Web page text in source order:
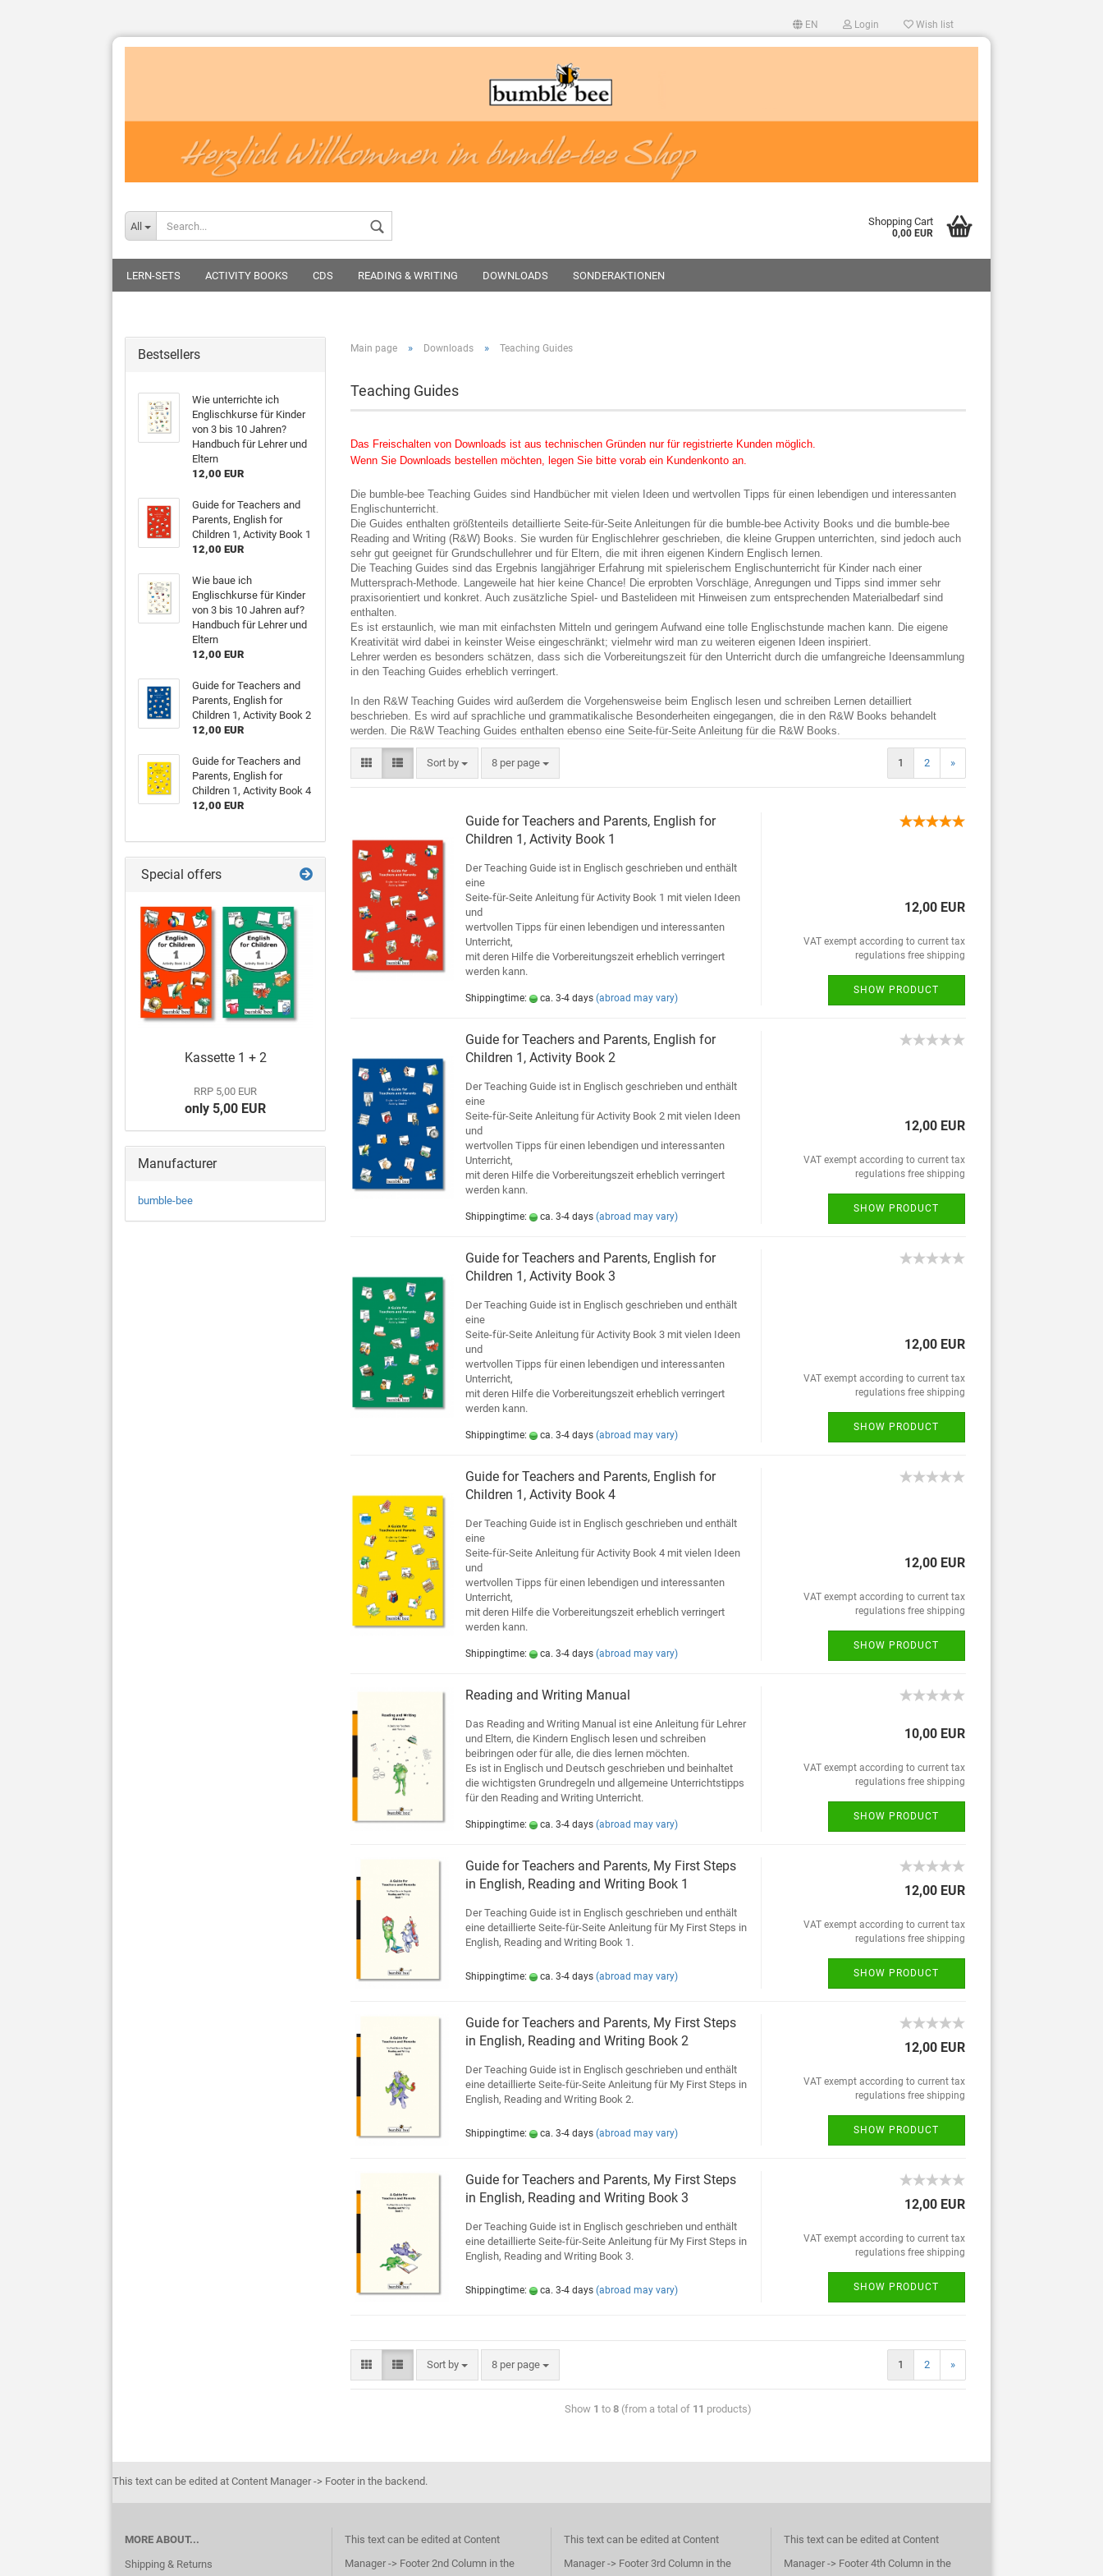
EN Login
Forgot password?
Wish list
All Shopping Cart
0,00 EUR
LERN-SETS ACTIVITY BOOKS CDS READING & WRITING DOWNLOADS SONDERAKTIONEN
Main page » Downloads » Teaching Guides
Teaching Guides
Das Freischalten von Downloads ist aus technischen Gründen nur für registrierte Kunden möglich.
Wenn Sie Downloads bestellen möchten, legen Sie bitte vorab ein Kundenkonto an.
Die bumble-bee Teaching Guides sind Handbücher mit vielen Ideen und wertvollen Tipps für einen lebendigen und interessanten
Englischunterricht.
Die Guides enthalten größtenteils detaillierte Seite-für-Seite Anleitungen für die bumble-bee Activity Books und die bumble-bee
Reading and Writing (R&W) Books. Sie wurden für Englischlehrer geschrieben, die kleine Gruppen unterrichten, sind jedoch auch
sehr gut geeignet für Grundschullehrer und für Eltern, die mit ihren eigenen Kindern Englisch lernen.
Die Teaching Guides sind das Ergebnis langjähriger Erfahrung mit spielerischem Englischunterricht für Kinder nach einer
Muttersprach-Methode. Langeweile hat hier keine Chance! Die erprobten Vorschläge, Anregungen und Tipps sind immer sehr
praxisorientiert und konkret. Auch zusätzliche Spiel- und Bastelideen mit Hinweisen zum entsprechenden Materialbedarf sind
enthalten.
Es ist erstaunlich, wie man mit einfachsten Mitteln und geringem Aufwand eine tolle Englischstunde machen kann. Die eigene
Kreativität wird dabei in keinster Weise eingeschränkt; vielmehr wird man zu weiteren eigenen Ideen inspiriert.
Lehrer werden es besonders schätzen, dass sich die Vorbereitungszeit für den Unterricht durch die umfangreiche Ideensammlung
in den Teaching Guides erheblich verringert.
In den R&W Teaching Guides wird außerdem die Vorgehensweise beim Englisch lesen und schreiben Lernen detailliert
beschrieben. Es wird auf sprachliche und grammatikalische Besonderheiten eingegangen, die in den R&W Books behandelt
werden. Die R&W Teaching Guides enthalten ebenso eine Seite-für-Seite Anleitung für die R&W Books.
Sort by 8 per page 1 2 »
Guide for Teachers and Parents, English for
Children 1, Activity Book 1
Der Teaching Guide ist in Englisch geschrieben und enthält
eine
Seite-für-Seite Anleitung für Activity Book 1 mit vielen Ideen
und
wertvollen Tipps für einen lebendigen und interessanten
Unterricht,
mit deren Hilfe die Vorbereitungszeit erheblich verringert
werden kann.
Shippingtime: ca. 3-4 days (abroad may vary)
12,00 EUR
VAT exempt according to current tax
regulations free shipping
SHOW PRODUCT
Guide for Teachers and Parents, English for
Children 1, Activity Book 2
Der Teaching Guide ist in Englisch geschrieben und enthält
eine
Seite-für-Seite Anleitung für Activity Book 2 mit vielen Ideen
und
wertvollen Tipps für einen lebendigen und interessanten
Unterricht,
mit deren Hilfe die Vorbereitungszeit erheblich verringert
werden kann.
Shippingtime: ca. 3-4 days (abroad may vary)
12,00 EUR
VAT exempt according to current tax
regulations free shipping
SHOW PRODUCT
Guide for Teachers and Parents, English for
Children 1, Activity Book 3
Der Teaching Guide ist in Englisch geschrieben und enthält
eine
Seite-für-Seite Anleitung für Activity Book 3 mit vielen Ideen
und
wertvollen Tipps für einen lebendigen und interessanten
Unterricht,
mit deren Hilfe die Vorbereitungszeit erheblich verringert
werden kann.
Shippingtime: ca. 3-4 days (abroad may vary)
12,00 EUR
VAT exempt according to current tax
regulations free shipping
SHOW PRODUCT
Guide for Teachers and Parents, English for
Children 1, Activity Book 4
Der Teaching Guide ist in Englisch geschrieben und enthält
eine
Seite-für-Seite Anleitung für Activity Book 4 mit vielen Ideen
und
wertvollen Tipps für einen lebendigen und interessanten
Unterricht,
mit deren Hilfe die Vorbereitungszeit erheblich verringert
werden kann.
Shippingtime: ca. 3-4 days (abroad may vary)
12,00 EUR
VAT exempt according to current tax
regulations free shipping
SHOW PRODUCT
Reading and Writing Manual
Das Reading and Writing Manual ist eine Anleitung für Lehrer
und Eltern, die Kindern Englisch lesen und schreiben
beibringen oder für alle, die dies lernen möchten.
Es ist in Englisch und Deutsch geschrieben und beinhaltet
die wichtigsten Grundregeln und allgemeine Unterrichtstipps
für den Reading and Writing Unterricht.
Shippingtime: ca. 3-4 days (abroad may vary)
10,00 EUR
VAT exempt according to current tax
regulations free shipping
SHOW PRODUCT
Guide for Teachers and Parents, My First Steps
in English, Reading and Writing Book 1
Der Teaching Guide ist in Englisch geschrieben und enthält
eine detaillierte Seite-für-Seite Anleitung für My First Steps in
English, Reading and Writing Book 1.
Shippingtime: ca. 3-4 days (abroad may vary)
12,00 EUR
VAT exempt according to current tax
regulations free shipping
SHOW PRODUCT
Guide for Teachers and Parents, My First Steps
in English, Reading and Writing Book 2
Der Teaching Guide ist in Englisch geschrieben und enthält
eine detaillierte Seite-für-Seite Anleitung für My First Steps in
English, Reading and Writing Book 2.
Shippingtime: ca. 3-4 days (abroad may vary)
12,00 EUR
VAT exempt according to current tax
regulations free shipping
SHOW PRODUCT
Guide for Teachers and Parents, My First Steps
in English, Reading and Writing Book 3
Der Teaching Guide ist in Englisch geschrieben und enthält
eine detaillierte Seite-für-Seite Anleitung für My First Steps in
English, Reading and Writing Book 3.
Shippingtime: ca. 3-4 days (abroad may vary)
12,00 EUR
VAT exempt according to current tax
regulations free shipping
SHOW PRODUCT
Sort by 8 per page 1 2 »
Show 1 to 8 (from a total of 11 products)
Bestsellers
Wie unterrichte ich
Englischkurse für Kinder
von 3 bis 10 Jahren?
Handbuch für Lehrer und
Eltern
12,00 EUR
Guide for Teachers and
Parents, English for
Children 1, Activity Book 1
12,00 EUR
Wie baue ich
Englischkurse für Kinder
von 3 bis 10 Jahren auf?
Handbuch für Lehrer und
Eltern
12,00 EUR
Guide for Teachers and
Parents, English for
Children 1, Activity Book 2
12,00 EUR
Guide for Teachers and
Parents, English for
Children 1, Activity Book 4
12,00 EUR
Special offers
Kassette 1 + 2
RRP 5,00 EUR
only 5,00 EUR
Manufacturer
bumble-bee
This text can be edited at Content Manager -> Footer in the backend.
MORE ABOUT...
Shipping & Returns
This text can be edited at Content
Manager -> Footer 2nd Column in the
This text can be edited at Content
Manager -> Footer 3rd Column in the
This text can be edited at Content
Manager -> Footer 4th Column in the